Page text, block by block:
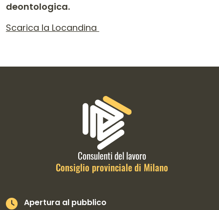
deontologica.
Scarica la Locandina
Informazioni di contatto e link
Consulenti del lavoro
Consiglio provinciale di Milano
Apertura al pubblico